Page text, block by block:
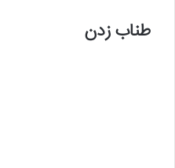
طناب ‌زدن